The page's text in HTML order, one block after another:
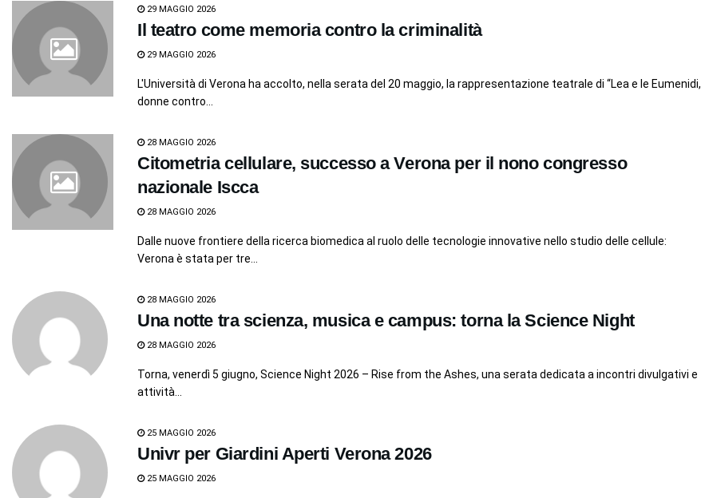
29 MAGGIO 2026
Il teatro come memoria contro la criminalità
29 MAGGIO 2026
L'Università di Verona ha accolto, nella serata del 20 maggio, la rappresentazione teatrale di “Lea e le Eumenidi,
donne contro...
28 MAGGIO 2026
Citometria cellulare, successo a Verona per il nono congresso
nazionale Iscca
28 MAGGIO 2026
Dalle nuove frontiere della ricerca biomedica al ruolo delle tecnologie innovative nello studio delle cellule:
Verona è stata per tre...
28 MAGGIO 2026
Una notte tra scienza, musica e campus: torna la Science Night
28 MAGGIO 2026
Torna, venerdì 5 giugno, Science Night 2026 – Rise from the Ashes, una serata dedicata a incontri divulgativi e
attività...
25 MAGGIO 2026
Univr per Giardini Aperti Verona 2026
25 MAGGIO 2026